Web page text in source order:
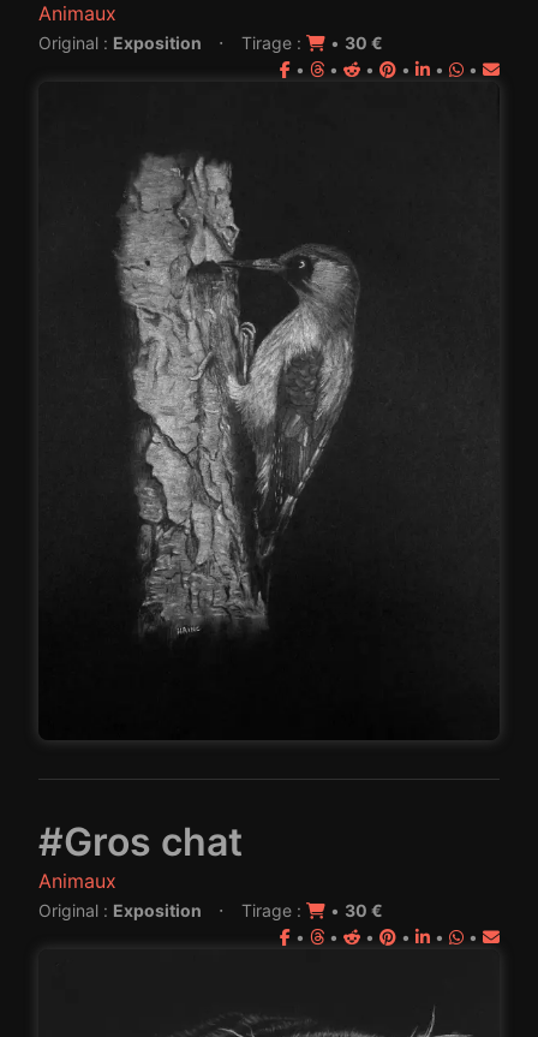
Animaux
Original : Exposition · Tirage : • 30 €
•
• • • • •
#Gros chat
Animaux
Original : Exposition · Tirage : • 30 €
•
• • • • •